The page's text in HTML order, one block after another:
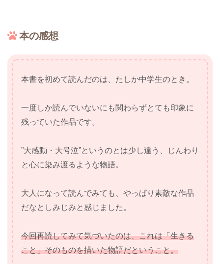
本の感想
本書を初めて読んだのは、たしか中学生のとき。
一度しか読んでいないにも関わらずとても印象に
残っていた作品です。
”大感動・大号泣”というのとは少し違う、じんわり
と心に染み渡るような物語。
大人になって読んでみても、やっぱり素敵な作品
だなとしみじみと感じました。
今回再読してみて気づいたのは、これは「生きる
こと」そのものを描いた物語だということ。